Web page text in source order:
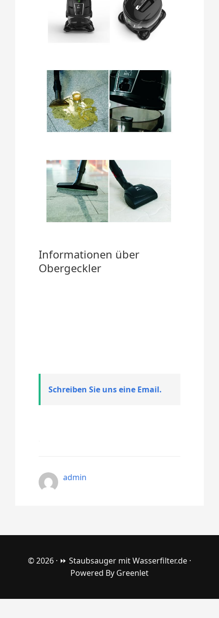
Informationen über
Obergeckler
Schreiben Sie uns eine Email.
admin
© 2026 · ⏩ Staubsauger mit Wasserfilter.de ·
Powered By Greenlet